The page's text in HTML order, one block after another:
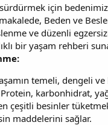
için
Beden ve
ve düzenli
bir yaşam rehberi
temeli, dengeli
Protein, karbonhidrat,
çeşitli besinler
maddelerini sağlar.